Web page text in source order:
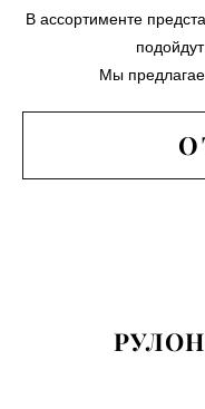
В ассортименте
Мы